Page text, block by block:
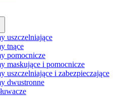
uszczelniające
tnące
pomocnicze
maskujące i pomocnicze
uszczelniające i zabezpieczające
dwustronne